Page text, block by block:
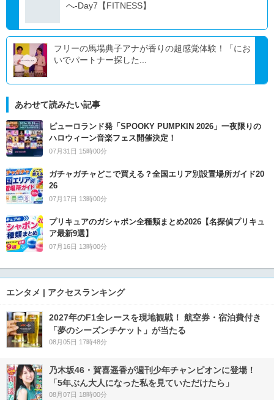
へ-Day7【FITNESS】
フリーの馬場典子アナが香りの超感覚体験！「にお
いでパートナー探した...
あわせて読みたい記事
ピューロランド発「SPOOKY PUMPKIN 2026」一夜限りの
ハロウィーン音楽フェス開催決定！
07月31日 15時00分
ガチャガチャどこで買える？全国エリア別設置場所ガイド20
26
07月17日 13時00分
プリキュアのガシャポン全種類まとめ2026【名探偵プリキュ
ア最新9選】
07月16日 13時00分
エンタメ | アクセスランキング
2027年のF1全レースを現地観戦！ 航空券・宿泊費付き
「夢のシーズンチケット」が当たる
08月05日 17時48分
乃木坂46・賀喜遥香が週刊少年チャンピオンに登場！
「5年ぶん大人になった私を見ていただけたら」
08月07日 18時00分